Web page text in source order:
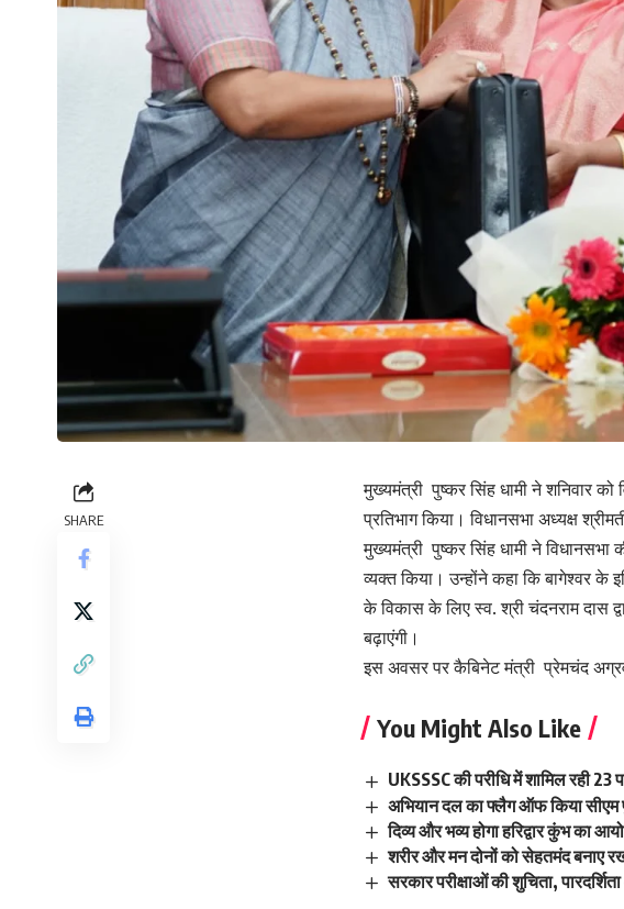
SHARE
मुख्यमंत्री पुष्कर सिंह धामी ने शनिवार को
प्रतिभाग किया। विधानसभा अध्यक्ष
मुख्यमंत्री पुष्कर सिंह धामी ने विधानसभा
व्यक्त किया। उन्होंने कहा कि बागेश्वर के
के विकास के लिए स्व. श्री चंदनराम दास
बढ़ाएंगी।
इस अवसर पर कैबिनेट मंत्री प्रेमचंद
You Might Also Like
UKSSSC की परीधि में शामिल रही 23
अभियान दल का फ्लैग ऑफ किया सीएम
दिव्य और भव्य होगा हरिद्वार कुंभ का
शरीर और मन दोनों को सेहतमंद बनाए
सरकार परीक्षाओं की शुचिता,